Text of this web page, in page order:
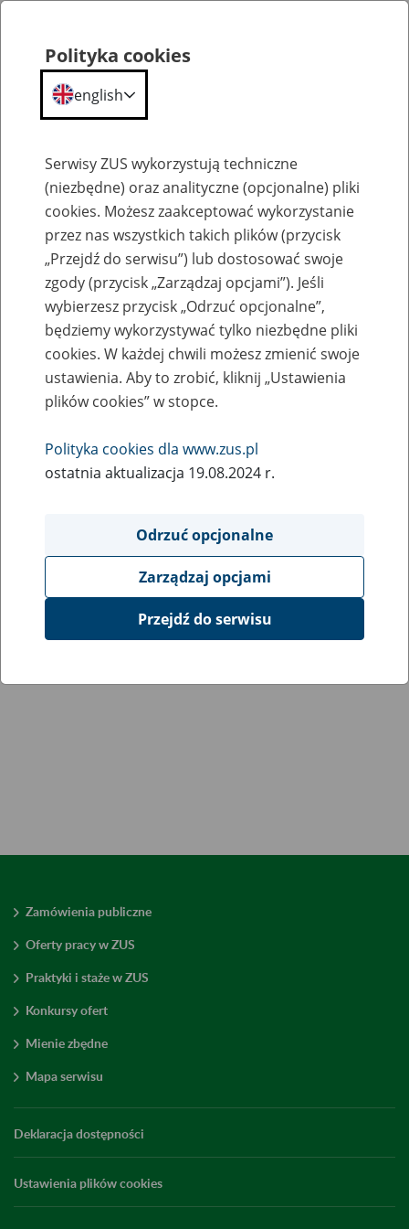
Przepraszamy,
podana strona nie została znaleziona.
Błąd 404
Przejdź do strony głównej
Zamówienia publiczne
Oferty pracy w ZUS
Praktyki i staże w ZUS
Konkursy ofert
Mienie zbędne
Mapa serwisu
Deklaracja dostępności
Ustawienia plików cookies
Polityka cookies
english
Serwisy ZUS wykorzystują techniczne
(niezbędne) oraz analityczne (opcjonalne) pliki
cookies. Możesz zaakceptować wykorzystanie
przez nas wszystkich takich plików (przycisk
„Przejdź do serwisu”) lub dostosować swoje
zgody (przycisk „Zarządzaj opcjami”). Jeśli
wybierzesz przycisk „Odrzuć opcjonalne”,
będziemy wykorzystywać tylko niezbędne pliki
cookies. W każdej chwili możesz zmienić swoje
ustawienia. Aby to zrobić, kliknij „Ustawienia
plików cookies” w stopce.
Polityka cookies dla www.zus.pl
ostatnia aktualizacja 19.08.2024 r.
Odrzuć opcjonalne
Zarządzaj opcjami
Przejdź do serwisu